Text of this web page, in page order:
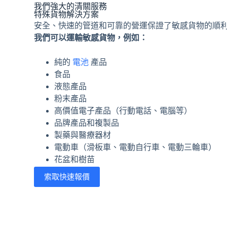
我們強大的清關服務
特殊貨物解決方案
安全、快速的管道和可靠的營運保證了敏感貨物的順
我們可以運輸敏感貨物，例如：
純的 電池 產品
食品
液態產品
粉末產品
高價值電子產品（行動電話、電腦等）
品牌產品和複製品
製藥與醫療器材
電動車（滑板車、電動自行車、電動三輪車）
花盆和樹苗
索取快速報價